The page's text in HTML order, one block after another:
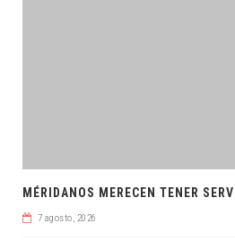
MÉRIDANOS MERECEN TENER
7 agosto, 2026